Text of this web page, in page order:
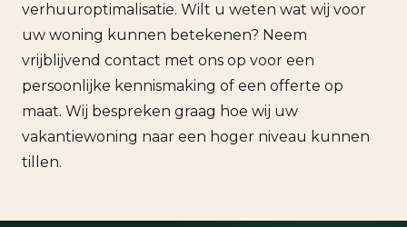
verhuuroptimalisatie. Wilt u weten wat wij voor
uw woning kunnen betekenen? Neem
vrijblijvend contact met ons op voor een
persoonlijke kennismaking of een offerte op
maat. Wij bespreken graag hoe wij uw
vakantiewoning naar een hoger niveau kunnen
tillen.